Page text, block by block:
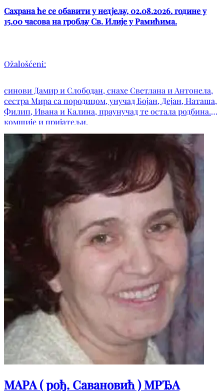
Сахрана ће се обавити у недјељу, 02.08.2026. године у
15.00 часова на гробљу Св. Илије у Рамићима.
Ožalošćeni:
синови Дамир и Слободан, снахе Светлана и Антонела,
сестра Мира са породицом, унучад Бојан, Дејан, Наташа,
Филип, Ивана и Калина, праунучад те остала родбина.
комшије и пријатељи.
МАРА ( рођ. Савановић ) МРЂА